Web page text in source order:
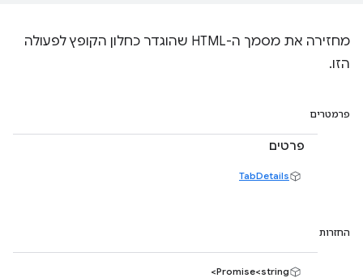
מחזירה את מסמך ה-HTML שהוגדר כחלון הקופץ לפעולה
הזו.
פרמטרים
פרטים
TabDetails
החזרות
Promise<string>